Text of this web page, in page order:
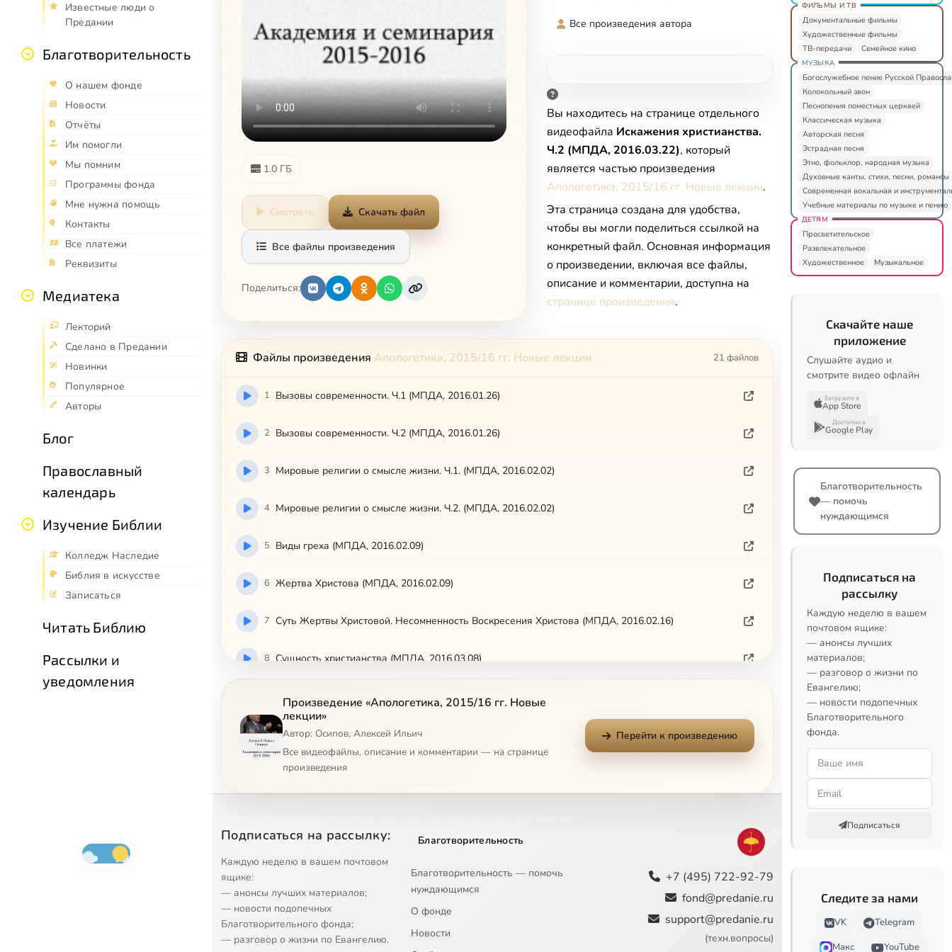
Известные люди о
Предании
Благотворительность
О нашем фонде
Новости
Отчёты
Им помогли
Мы помним
Программы фонда
Мне нужна помощь
Контакты
Все платежи
Реквизиты
Медиатека
Лекторий
Сделано в Предании
Новинки
Популярное
Авторы
Блог
Православный
календарь
Изучение Библии
Колледж Наследие
Библия в искусстве
Записаться
Читать Библию
Рассылки и
уведомления
1.0 ГБ
Смотреть Скачать файл
Все файлы произведения
Поделиться:
Все произведения автора
Вы находитесь на странице отдельного
видеофайла Искажения христианства.
Ч.2 (МПДА, 2016.03.22), который
является частью произведения
Апологетика, 2015/16 гг. Новые лекции.
Эта страница создана для удобства,
чтобы вы могли поделиться ссылкой на
конкретный файл. Основная информация
о произведении, включая все файлы,
описание и комментарии, доступна на
странице произведения.
Файлы произведения Апологетика, 2015/16 гг. Новые лекции 21 файлов
1 Вызовы современности. Ч.1 (МПДА, 2016.01.26)
2 Вызовы современности. Ч.2 (МПДА, 2016.01.26)
3 Мировые религии о смысле жизни. Ч.1. (МПДА, 2016.02.02)
4 Мировые религии о смысле жизни. Ч.2. (МПДА, 2016.02.02)
5 Виды греха (МПДА, 2016.02.09)
6 Жертва Христова (МПДА, 2016.02.09)
7 Суть Жертвы Христовой. Несомненность Воскресения Христова (МПДА, 2016.02.16)
8 Сущность христианства (МПДА, 2016.03.08)
Искажения христианства. Ч.1 (МПДА, 2016.03.22)
10 Искажения христианства. Ч.2 (МПДА, 2016.03.22) Сейчас
О Церкви (МПДА, 2016.03.29)
Тайна Вечности (МПДА, 2016.04.05)
15 Церковь и общество (МПДА, 2016.04.12)
Произведение «Апологетика, 2015/16 гг. Новые
лекции»
Автор: Осипов, Алексей Ильич
Все видеофайлы, описание и комментарии — на странице
произведения
Перейти к произведению
Подписаться на рассылку:
Каждую неделю в вашем почтовом
ящике:
— анонсы лучших материалов;
— новости подопечных
Благотворительного фонда;
— разговор о жизни по Евангелию.
Благотворительность
Благотворительность — помочь
нуждающимся
О фонде
Новости
+7 (495) 722-92-79
fond@predanie.ru
support@predanie.ru
(техн.вопросы)
ФИЛЬМЫ И ТВ
Документальные фильмы
Художественные фильмы
ТВ-передачи
Семейное кино
МУЗЫКА
Богослужебное пение Русской
Колокольный звон
Песнопения поместных церквей
Классическая музыка
Авторская песня
Эстрадная песня
Этно, фольклор, народная музыка
Духовные канты, стихи, песни, романсы
Современная вокальная и
Учебные материалы по музыке и пению
ДЕТЯМ
Просветительское
Развлекательное
Художественное
Музыкальное
Скачайте наше
приложение
Слушайте аудио и
смотрите видео офлайн
Загрузите в
App Store
Доступно в
Google Play
Благотворительность
— помочь
нуждающимся
Подписаться на
рассылку
Каждую неделю в вашем
почтовом ящике:
— анонсы лучших
материалов;
— разговор о жизни по
Евангелию;
— новости подопечных
Благотворительного
фонда.
Подписаться
Следите за нами
VK
Telegram
Макс
YouTube